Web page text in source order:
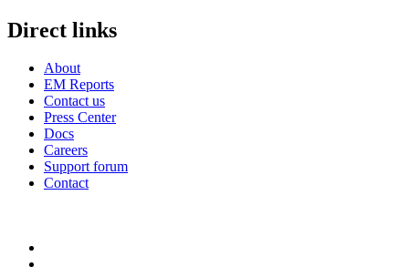
Direct links
About
EM Reports
Contact us
Press Center
Docs
Careers
Support forum
Contact